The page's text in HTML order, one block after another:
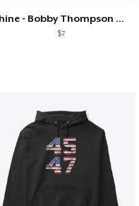
Shine - Bobby Thompson Band Merch
$7